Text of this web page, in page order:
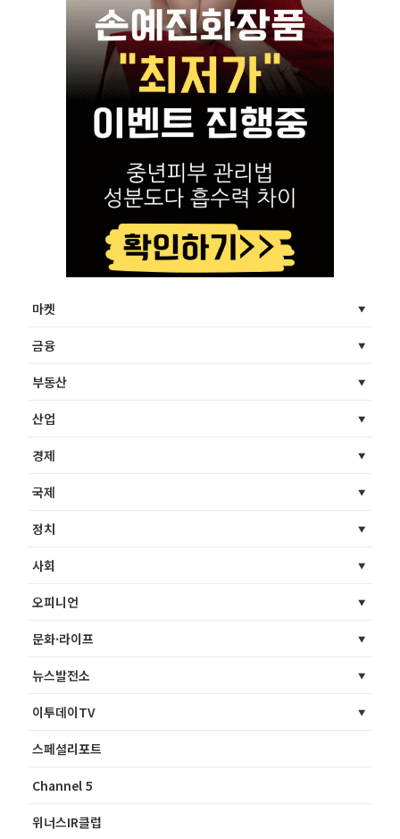
마켓
금융
부동산
산업
경제
국제
정치
사회
오피니언
문화·라이프
뉴스발전소
이투데이TV
스페셜리포트
Channel 5
위너스IR클럽